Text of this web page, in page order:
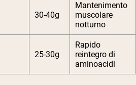
30-40g
Mantenimento
muscolare
notturno
25-30g
Rapido
reintegro di
aminoacidi